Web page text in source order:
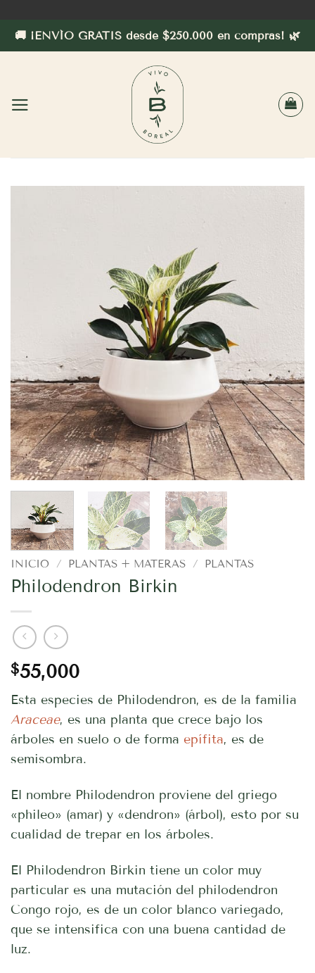
contenido
🚚 ¡ENVÍO GRATIS desde $250.000 en compras! 🌿
INICIO / PLANTAS + MATERAS / PLANTAS
Philodendron Birkin
$55,000
Esta especies de Philodendron, es de la familia
Araceae, es una planta que crece bajo los
árboles en suelo o de forma epífita, es de
semisombra.
El nombre Philodendron proviene del griego
«phileo» (amar) y «dendron» (árbol), esto por su
cualidad de trepar en los árboles.
El Philodendron Birkin tiene un color muy
particular es una mutación del philodendron
Congo rojo, es de un color blanco variegado,
que se intensifica con una buena cantidad de
luz.